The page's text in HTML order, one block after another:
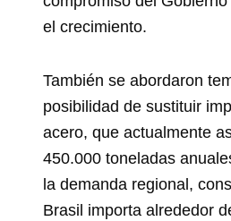
el crecimiento.
También se abordaron
posibilidad de sustituir
acero, que actualmente
450.000 toneladas
la demanda regional,
Brasil importa alrededor